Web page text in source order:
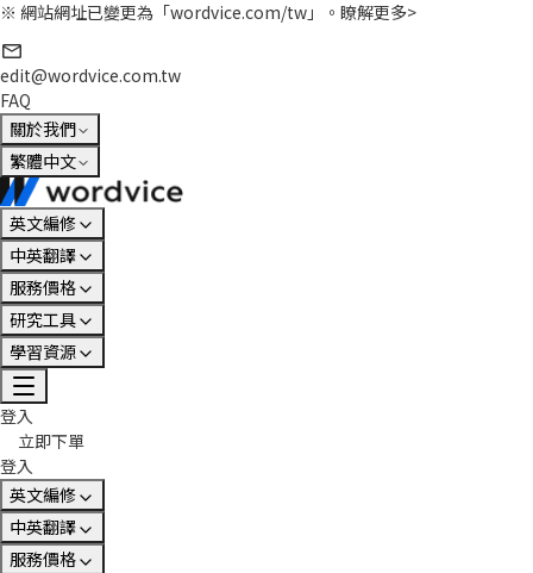
※ 網站網址已變更為「wordvice.com/tw」。 瞭解更多>
edit@wordvice.com.tw
FAQ
關於我們
繁體中文
英文編修
中英翻譯
服務價格
研究工具
學習資源
登入
立即下單
登入
英文編修
中英翻譯
服務價格